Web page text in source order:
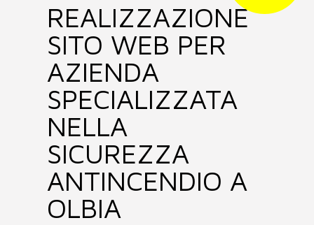
TEAM
PORTFOLIO
NEWS
CONTATTI
AREA CLIENTI
REALIZZAZIONE
SITO WEB PER
AZIENDA
SPECIALIZZATA
NELLA
SICUREZZA
ANTINCENDIO A
OLBIA